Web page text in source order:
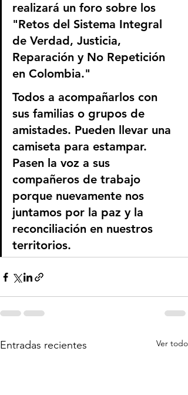
realizará un foro sobre los
"Retos del Sistema Integral
de Verdad, Justicia,
Reparación y No Repetición
en Colombia."
Todos a acompañarlos con
sus familias o grupos de
amistades. Pueden llevar una
camiseta para estampar.
Pasen la voz a sus
compañeros de trabajo
porque nuevamente nos
juntamos por la paz y la
reconciliación en nuestros
territorios.
Entradas recientes Ver todo